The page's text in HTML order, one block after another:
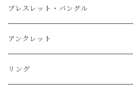
淡水パール
その他
ｋ14
天然石
天然石
純銀（AS935sv）
K14gf
AS935sv ・925sv
天然石
AS935sv
天然石
真鍮メッキ
真鍮メッキ
コットンパール
ブレスレット・バングル
Ｋ14ｇｆ（ゴールドフィルド）
天然石
純銀（925sv AS935sv)
アンクレット
純銀（ 925sv AS935sv )
リング